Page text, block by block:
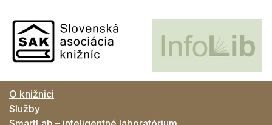
O knižnici
Služby